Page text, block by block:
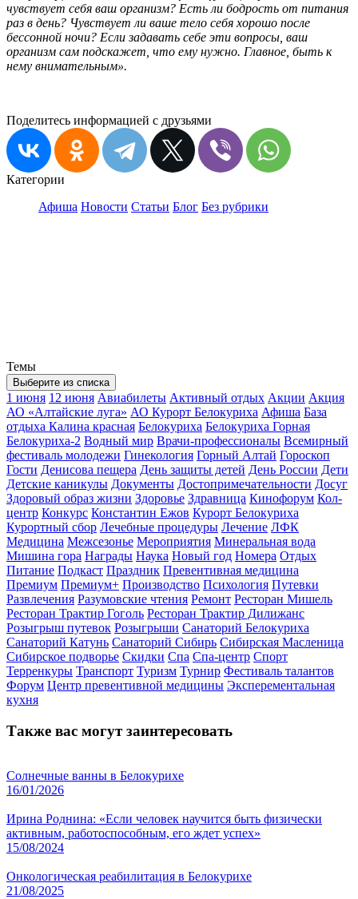
чувствует себя ваш организм? Есть ли бодрость от питания
раз в день? Чувствует ли ваше тело себя хорошо после
бессонной ночи? Если задавать себе эти вопросы, ваш
организм сам подскажет, что ему нужно. Главное, быть к
нему внимательным».
Поделитесь информацией с друзьями
Категории
Афиша Новости Статьи Блог Без рубрики
Темы
Выберите из списка
1 июня 12 июня Авиабилеты Активный отдых Акции Акция
АО «Алтайские луга» АО Курорт Белокуриха Афиша База
отдыха Калина красная Белокуриха Белокуриха Горная
Белокуриха-2 Водный мир Врачи-профессионалы Всемирный
фестиваль молодежи Гинекология Горный Алтай Гороскоп
Гости Денисова пещера День защиты детей День России Дети
Детские каникулы Документы Достопримечательности Досуг
Здоровый образ жизни Здоровье Здравница Кинофорум Кол-
центр Конкурс Константин Ежов Курорт Белокуриха
Курортный сбор Лечебные процедуры Лечение ЛФК
Медицина Межсезонье Мероприятия Минеральная вода
Мишина гора Награды Наука Новый год Номера Отдых
Питание Подкаст Праздник Превентивная медицина
Премиум Премиум+ Производство Психология Путевки
Развлечения Разумовские чтения Ремонт Ресторан Мишель
Ресторан Трактир Гоголь Ресторан Трактир Дилижанс
Розыгрыш путевок Розыгрыши Санаторий Белокуриха
Санаторий Катунь Санаторий Сибирь Сибирская Масленица
Сибирское подворье Скидки Спа Спа-центр Спорт
Терренкуры Транспорт Туризм Турнир Фестиваль талантов
Форум Центр превентивной медицины Эксперементальная
кухня
Также вас могут заинтересовать
Солнечные ванны в Белокурихе
16/01/2026
Ирина Роднина: «Если человек научится быть физически
активным, работоспособным, его ждет успех»
15/08/2024
Онкологическая реабилитация в Белокурихе
21/08/2025